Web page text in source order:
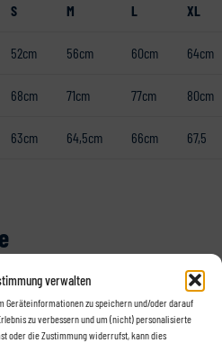
verwalten
Geräteinformationen zu speichern und/oder darauf
zu verbessern und um (nicht) personalisierte
oder die Zustimmung widerrufst, kann dies
S M L XL
52cm 56cm 60cm 64cm
68cm 71cm 77cm 80cm
63cm 64,5cm 66cm 67,5